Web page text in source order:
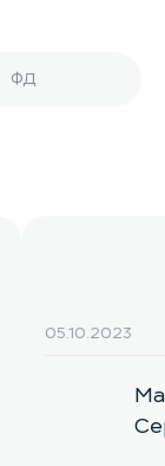
ФД
05.10.2023